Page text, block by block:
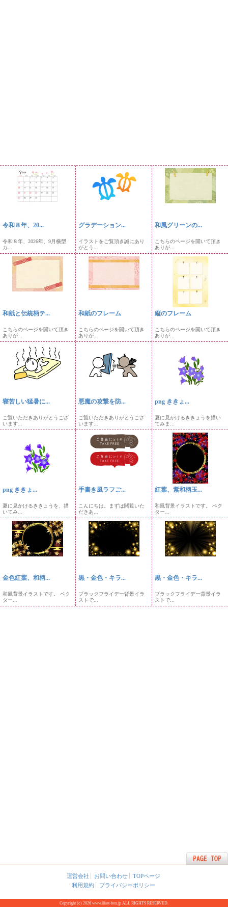
令和８年、20...
令和８年、2026年、9月横型
カ...
グラデーション...
イラストをご覧頂き誠にあり
がとう...
和風グリーンの...
こちらのページを開いて頂き
ありが...
和紙と伝統柄テ...
こちらのページを開いて頂き
ありが...
和紙のフレーム
こちらのページを開いて頂き
ありが...
縦のフレーム
こちらのページを開いて頂き
ありが...
寝苦しい猛暑に...
ご覧いただきありがとうござ
います...
悪魔の攻撃を防...
ご覧いただきありがとうござ
います...
png ききょ...
夏に見かけるききょうを描い
てみま...
png ききょ...
夏に見かけるききょうを、描
いてみ...
手書き風ラフご...
こんにちは。まずは閲覧いた
だきあ...
紅葉、紫和柄玉...
和風背景イラストです。 ベク
ター...
金色紅葉、和柄...
和風背景イラストです。 ベク
ター...
黒・金色・キラ...
ブラックフライデー背景イラ
ストで...
黒・金色・キラ...
ブラックフライデー背景イラ
ストで...
運営会社 お問い合わせ
TOPページ
利用規約
プライバシーポリシー
Copyright (c) 2026 www.illust-box.jp ALL RIGHTS RESERVED.